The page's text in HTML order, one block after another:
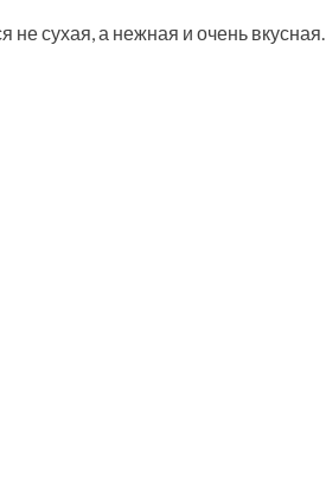
не сухая, а нежная и очень вкусная.